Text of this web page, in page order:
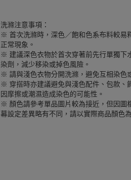
洗滌注意事項：
※ 首次洗滌時，深色／飽和色系布料較易
正常現象。
※ 建議深色衣物於首次穿著前先行單獨下
染劑，減少移染或掉色風險。
※ 請與淺色衣物分開洗滌，避免互相染色
※ 穿搭時亦建議避免與淺色配件、包款、
因摩擦或潮濕造成染色的可能性。
※ 顏色請參考單品圖片較為接近，但因圖
幕設定差異略有不同，請以實際商品顏色